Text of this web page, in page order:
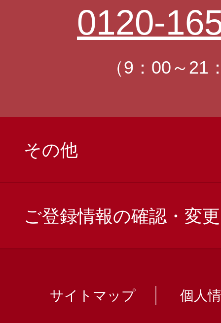
0120-
（9：00～21
その他
ご登録情報の確認・変更
サイトマップ 個人